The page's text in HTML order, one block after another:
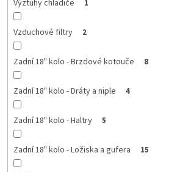
Výztuhy chladiče 1
Vzduchové filtry 2
Zadní 18" kolo - Brzdové kotouče 8
Zadní 18" kolo - Dráty a niple 4
Zadní 18" kolo - Haltry 5
Zadní 18" kolo - Ložiska a gufera 15